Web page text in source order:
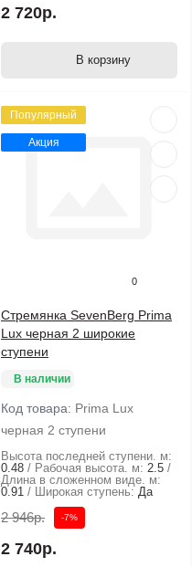
2 720р.
В корзину
Популярный
Акция
0
Стремянка SevenBerg Prima
Lux черная 2 широкие
ступени
В наличии
Код товара: Prima Lux
черная 2 ступени
Высота последней ступени. м:
0.48
Рабочая высота. м: 2.5
Длина в сложенном виде. м:
0.91
Широкая ступень: Да
2 946р. -7%
2 740р.